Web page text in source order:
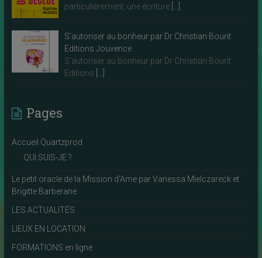
particulièrement, une écriture […]
S’autoriser au bonheur par Dr Christian Bourit
Editions Jouvence
S’autoriser au bonheur par Dr Christian Bourit
Editions […]
Pages
Accueil Quartzprod
QUI SUIS-JE ?
Le petit oracle de la Mission d’Ame par Vanessa Mielczareck et
Brigitte Barberane
LES ACTUALITÉS
LIEUX EN LOCATION
FORMATIONS en ligne